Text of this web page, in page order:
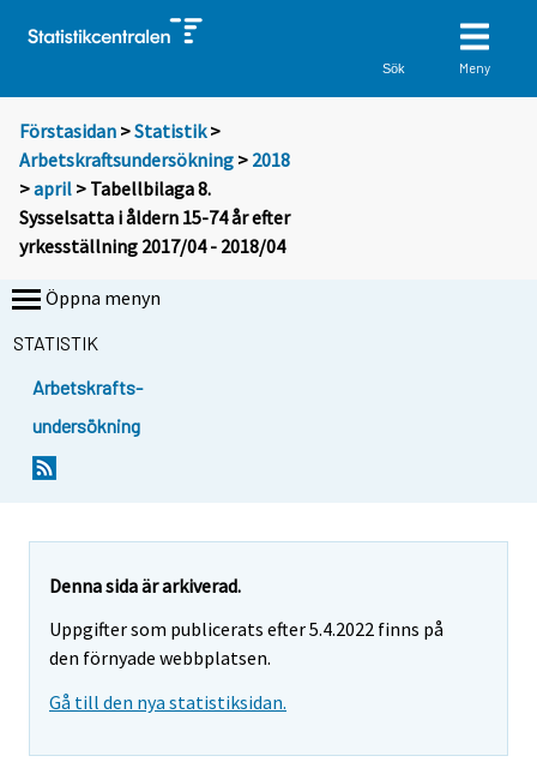
Sök Meny
Förstasidan >Statistik >
Arbetskraftsundersökning > 2018
>april > Tabellbilaga 8.
Sysselsatta i åldern 15-74 år efter
yrkesställning 2017/04 - 2018/04
Öppna menyn
STATISTIK
Arbetskrafts-
undersökning
Denna sida är arkiverad.
Uppgifter som publicerats efter 5.4.2022 finns på
den förnyade webbplatsen.
Gå till den nya statistiksidan.